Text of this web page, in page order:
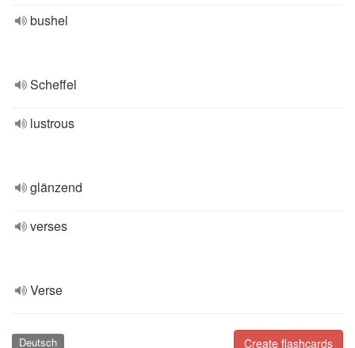
bushel
Scheffel
lustrous
glänzend
verses
Verse
Create flashcards
Deutsch